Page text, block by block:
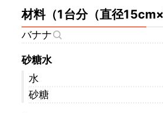
材料（1台分（直径
バナナ
砂糖水
水
砂糖